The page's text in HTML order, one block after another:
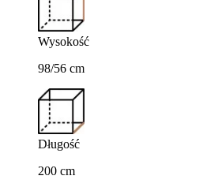
Wysokość
98/56 cm
Długość
200 cm